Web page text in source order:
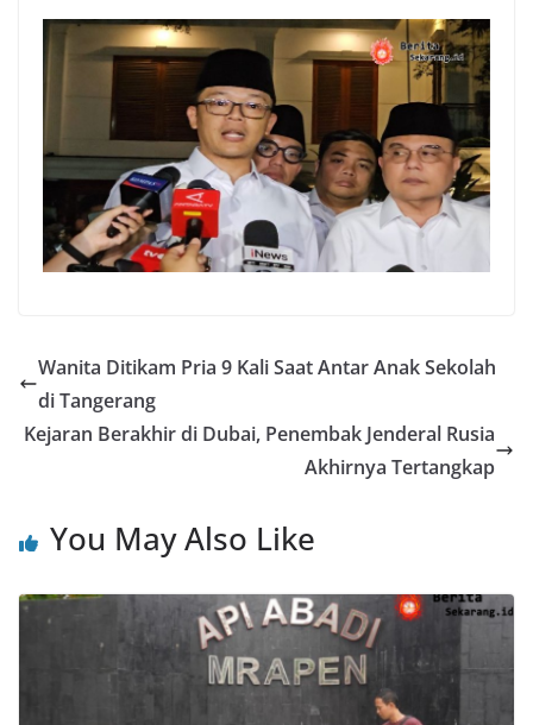
Wanita Ditikam Pria 9 Kali Saat Antar Anak Sekolah
di Tangerang
Kejaran Berakhir di Dubai, Penembak Jenderal Rusia
Akhirnya Tertangkap
You May Also Like